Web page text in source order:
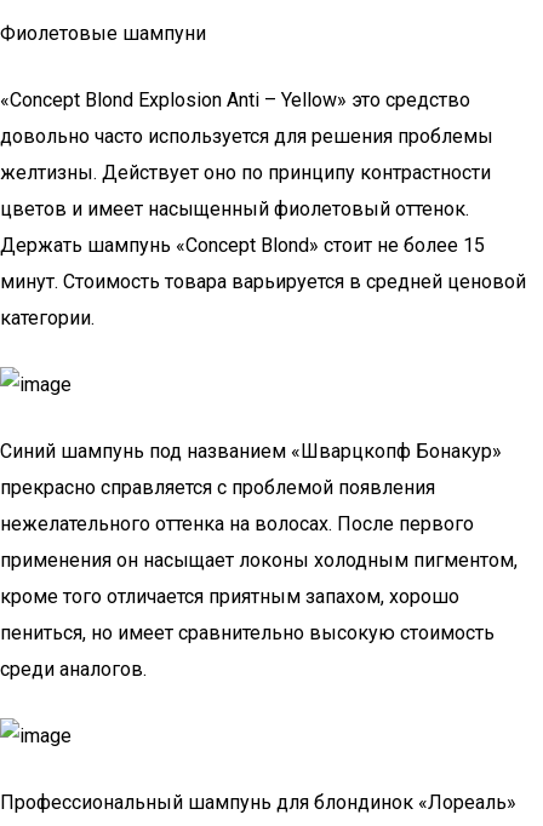
Фиолетовые шампуни
«Concept Blond Explosion Anti – Yellow» это средство
довольно часто используется для решения проблемы
желтизны. Действует оно по принципу контрастности
цветов и имеет насыщенный фиолетовый оттенок.
Держать шампунь «Concept Blond» стоит не более 15
минут. Стоимость товара варьируется в средней ценовой
категории.
Синий шампунь под названием «Шварцкопф Бонакур»
прекрасно справляется с проблемой появления
нежелательного оттенка на волосах. После первого
применения он насыщает локоны холодным пигментом,
кроме того отличается приятным запахом, хорошо
пениться, но имеет сравнительно высокую стоимость
среди аналогов.
Профессиональный шампунь для блондинок «Лореаль»